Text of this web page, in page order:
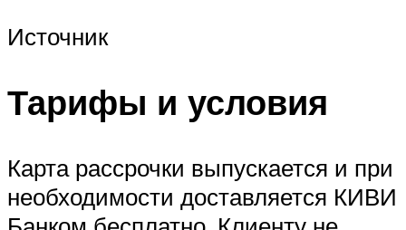
Источник
Тарифы и условия
Карта рассрочки выпускается и при
необходимости доставляется КИВИ